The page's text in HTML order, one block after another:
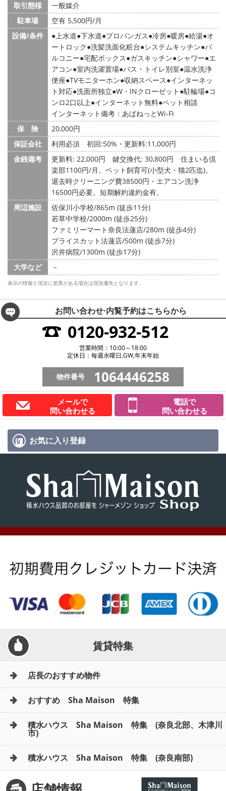
取引態様
一般媒介
駐車場
空有 5,500円/月
設備/条件
上水道 下水道 プロパンガス 冷房 暖房 給湯 オ
ートロック 洗髪洗面化粧台 システムキッチン バ
ルコニー 宅配ボックス ガスキッチン シャワー エ
アコン 室内洗濯置場 バス・トイレ別室 温水洗浄
便座 TVモニターホン 収納スペース インターネッ
ト対応 洗面所独立 W・INクローゼット 駐輪場 コ
ンロ2口以上 インターネット無料 ペット相談
インターネット備考：あぱねっとWi-Fi
保 険
20,000円
保証会社
利用必須 初回:50%・更新料:11,000円
金銭備考
更新料: 22,000円 鍵交換代: 30,800円
住まいる倶
楽部1100円/月。ペット飼育可(小型犬・猫2匹迄)。
退去時クリーニング費38500円・エアコン洗浄
16500円必要。短期解約違約金有。
周辺施設
佐保川小学校/865m (徒歩11分)
若草中学校/2000m (徒歩25分)
ファミリーマート奈良法蓮店/280m (徒歩4分)
プライスカット法蓮店/500m (徒歩7分)
沢井病院/1300m (徒歩17分)
大学など
－
表示の情報と現況に差異がある場合は現況優先となります。
お問い合わせ·内覧予約はこちらから
0120-932-512
営業時間：10:00～18:00
定休日：毎週水曜日,GW,年末年始
物件番号 1064446258
メールで
問い合わせる
電話で
問い合わせる
お気に入り登録
賃貸特集
店長のおすすめ物件
おすすめ Sha Maison 特集
積水ハウス Sha Maison 特集 (奈良北部、木津川
市)
積水ハウス Sha Maison 特集 (奈良南部)